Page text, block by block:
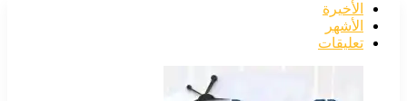
الأخيرة
الأشهر
تعليقات